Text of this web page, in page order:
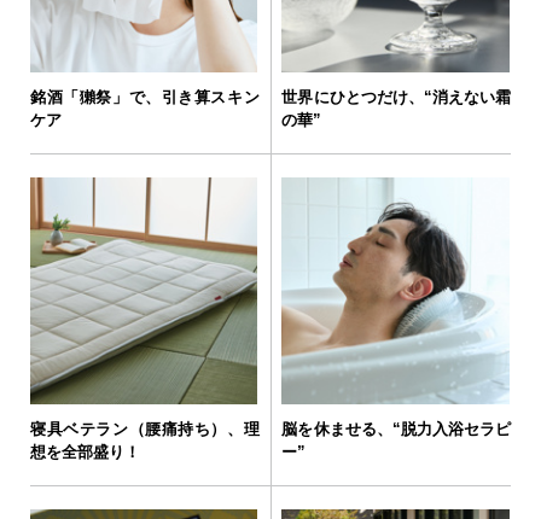
銘酒「獺祭」で、引き算スキン
ケア
世界にひとつだけ、“消えない霜
の華”
寝具ベテラン（腰痛持ち）、理
想を全部盛り！
脳を休ませる、“脱力入浴セラピ
ー”